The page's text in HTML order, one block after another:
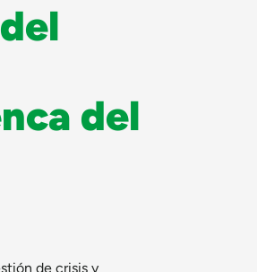
del
de crisis y